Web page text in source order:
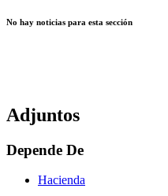
No hay noticias para esta sección
Adjuntos
Depende De
Hacienda